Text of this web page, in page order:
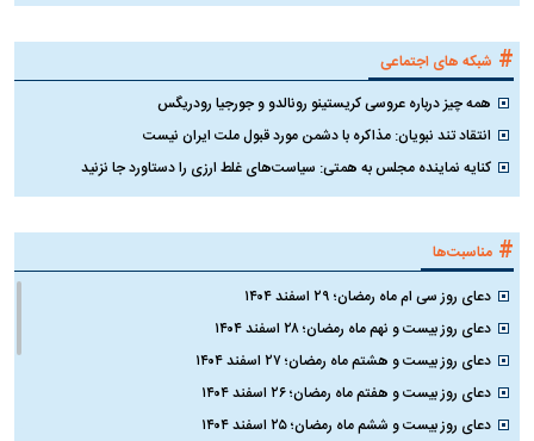
# شبکه های اجتماعی
همه چیز درباره عروسی کریستینو رونالدو و جورجیا رودریگس
انتقاد تند نبویان: مذاکره با دشمن مورد قبول ملت ایران نیست
کنایه نماینده مجلس به همتی: سیاست‌های غلط ارزی را دستاورد جا نزنید
# مناسبت‌ها
دعای روز سی ام ماه رمضان؛ ۲۹ اسفند ۱۴۰۴
دعای روز بیست و نهم ماه رمضان؛ ۲۸ اسفند ۱۴۰۴
دعای روز بیست و هشتم ماه رمضان؛ ۲۷ اسفند ۱۴۰۴
دعای روز بیست و هفتم ماه رمضان؛ ۲۶ اسفند ۱۴۰۴
دعای روز بیست و ششم ماه رمضان؛ ۲۵ اسفند ۱۴۰۴